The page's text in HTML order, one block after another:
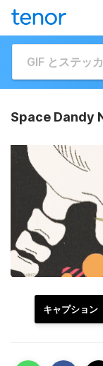
Space Dandy
キャプション